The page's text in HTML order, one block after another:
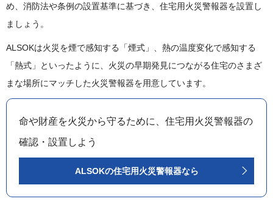
め、消防法や条例の設置基準に基づき、住宅用火災警報器を設置し
ましょう。
ALSOKは火災を煙で感知する「煙式」、熱の温度変化で感知する
「熱式」といったように、火災の早期発見につながる住宅のさまざ
まな場所にマッチした火災警報器を用意しています。
命や財産を火災から守るために、住宅用火災警報器の
確認・設置しよう
ALSOKの住宅用火災警報器なら